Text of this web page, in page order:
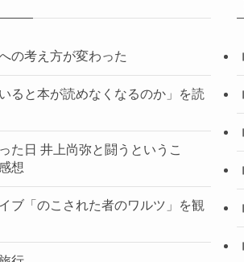
の考え方が変わった
ると本が読めなくなるのか」を読
た日 井上尚弥と闘うというこ
想
ブ「のこされた者のワルツ」を観